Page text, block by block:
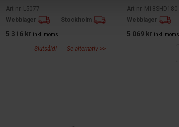
Art nr. L5077
Webblager
Stockholm
5 316 kr inkl. moms
Slutsåld! ------Se alternativ >>
Art nr. M18SHD180
Webblager
5 069 kr inkl. moms